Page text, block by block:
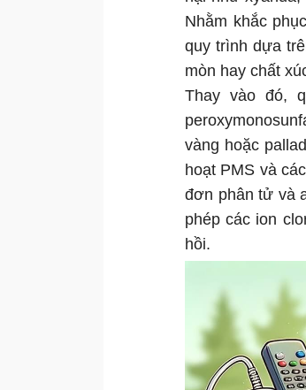
Nhằm khắc
quy trình dựa
mòn hay chất
Thay vào đó,
vàng hoặc
hoạt PMS và
đơn phân tử và
phép các ion
hồi.